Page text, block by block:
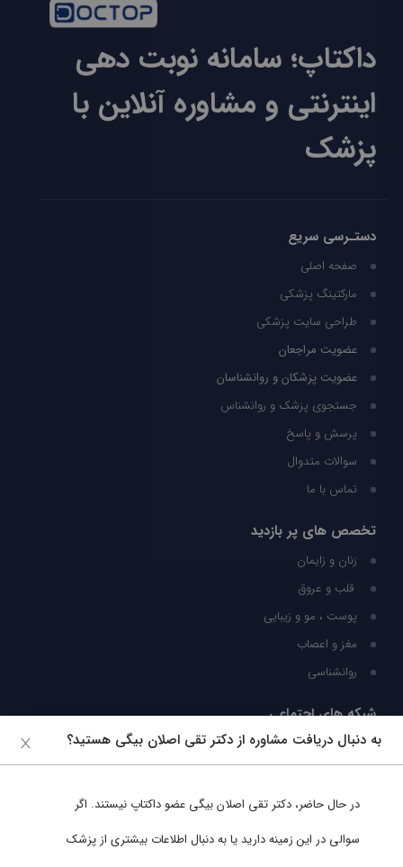
داکتاپ؛ سامانه نوبت دهی
اینترنتی و مشاوره آنلاین با
پزشک
دستـرسی سریع
صفحه اصلی
مارکتینگ پزشکی
طراحی سایت پزشکی
عضویت مراجعان
عضویت پزشکان و روانشناسان
جستجوی پزشک و روانشناس
پرسش و پاسخ
سوالات متدوال
تماس با ما
تخصص های پر بازدید
زنان و زایمان
قلب و عروق
پوست ، مو و زیبایی
مغز و اعصاب
روانشناسی
شبکه های اجتماعی
ما را در شبکه های اجتماعی دنبال کنید
به دنبال دریافت مشاوره از دکتر تقی اصلان بیگی هستید؟
در حال حاضر، دکتر تقی اصلان بیگی عضو داکتاپ نیستند. اگر
سوالی در این زمینه دارید یا به دنبال اطلاعات بیشتری از پزشک